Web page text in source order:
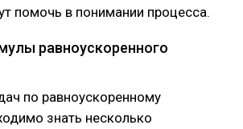
помочь в понимании процесса.
равноускоренного
по равноускоренному
знать несколько